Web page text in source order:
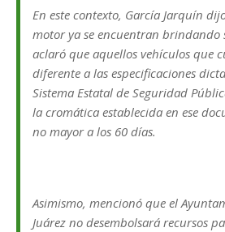
En este contexto, García Jarquín
motor ya se encuentran brindando
aclaró que aquellos vehículos que
diferente a las especificaciones
Sistema Estatal de Seguridad
la cromática establecida en ese
no mayor a los 60 días.
Asimismo, mencionó que el
Juárez no desembolsará recursos